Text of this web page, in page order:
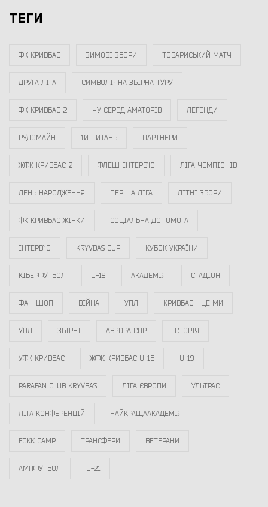
ТЕГИ
ФК КРИВБАС ЗИМОВІ ЗБОРИ ТОВАРИСЬКИЙ МАТЧ
ДРУГА ЛІГА СИМВОЛІЧНА ЗБІРНА ТУРУ
ФК КРИВБАС-2 ЧУ СЕРЕД АМАТОРІВ ЛЕГЕНДИ
РУДОМАЙН 10 ПИТАНЬ ПАРТНЕРИ
ЖФК КРИВБАС-2 ФЛЕШ-ІНТЕРВ`Ю ЛІГА ЧЕМПІОНІВ
ДЕНЬ НАРОДЖЕННЯ ПЕРША ЛІГА ЛІТНІ ЗБОРИ
ФК КРИВБАС ЖІНКИ СОЦІАЛЬНА ДОПОМОГА
ІНТЕРВ`Ю KRYVBAS CUP КУБОК УКРАЇНИ
КІБЕРФУТБОЛ U-19 АКАДЕМІЯ СТАДІОН
ФАН-ШОП ВІЙНА УПЛ КРИВБАС - ЦЕ МИ
УПЛ ЗБІРНІ АВРОРА CUP ІСТОРІЯ
УФК-КРИВБАС ЖФК КРИВБАС U-15 U-19
PARAFAN CLUB KRYVBAS ЛІГА ЄВРОПИ УЛЬТРАС
ЛІГА КОНФЕРЕНЦІЙ НАЙКРАЩААКАДЕМІЯ
FCKK CAMP ТРАНСФЕРИ ВЕТЕРАНИ
АМПФУТБОЛ U-21